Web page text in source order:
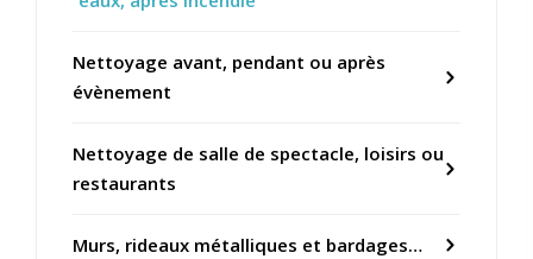
Nettoyage avant, pendant ou après
évènement
Nettoyage de salle de spectacle, loisirs ou
restaurants
Murs, rideaux métalliques et bardages…